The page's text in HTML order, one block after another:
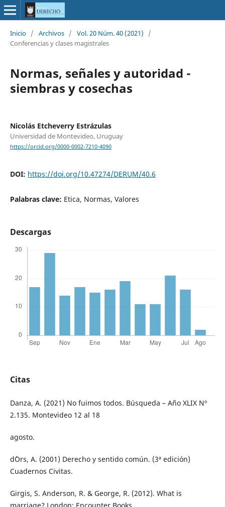
Inicio / Archivos / Vol. 20 Núm. 40 (2021)
/
Conferencias y clases magistrales
Normas, señales y autoridad -
siembras y cosechas
Nicolás Etcheverry Estrázulas
Universidad de Montevideo, Uruguay
https://orcid.org/0000-0002-7210-4090
DOI: https://doi.org/10.47274/DERUM/40.6
Palabras clave: Etica, Normas, Valores
Descargas
Citas
Danza, A. (2021) No fuimos todos. Búsqueda – Año XLIX Nº
2.135. Montevideo 12 al 18
agosto.
d´Ors, A. (2001) Derecho y sentido común. (3ª edición)
Cuadernos Civitas.
Girgis, S. Anderson, R. & George, R. (2012). What is